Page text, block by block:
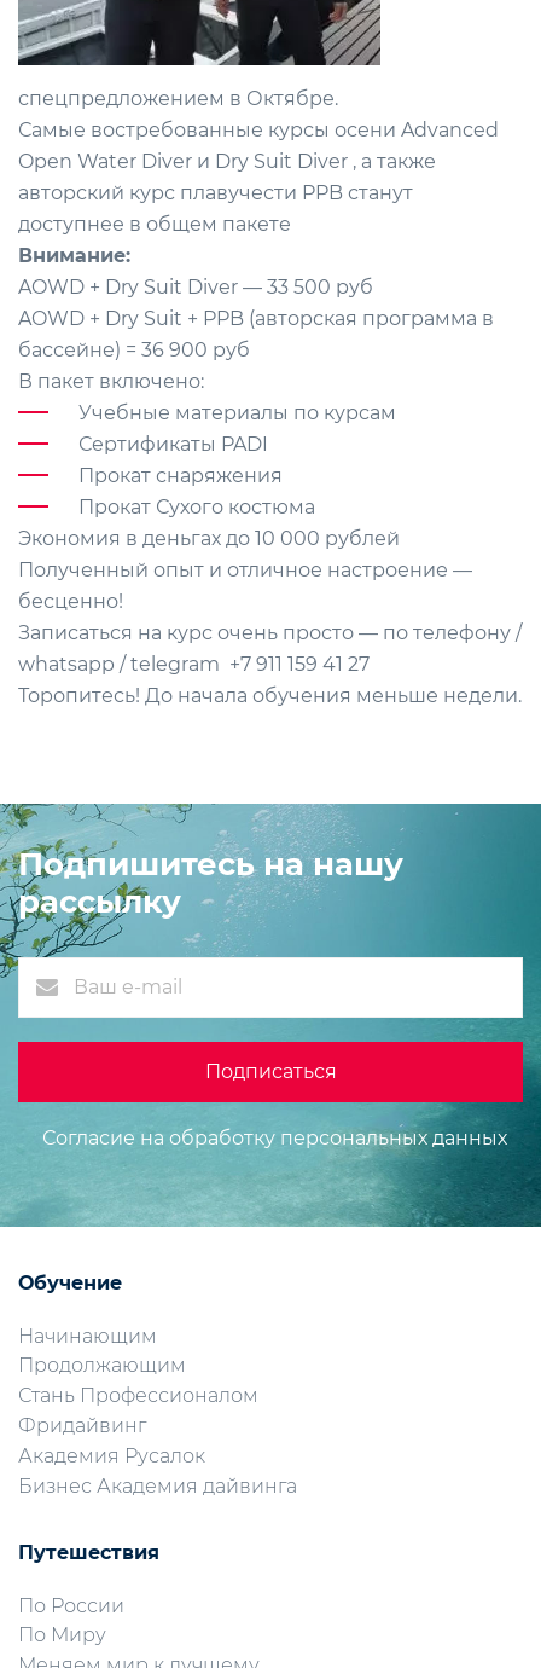
спецпредложением в Октябре.
Самые востребованные курсы осени Advanced
Open Water Diver и Dry Suit Diver , а также
авторский курс плавучести PPB станут
доступнее в общем пакете
Внимание:
AOWD + Dry Suit Diver — 33 500 руб
AOWD + Dry Suit + PPB (авторская программа в
бассейне) = 36 900 руб
В пакет включено:
Учебные материалы по курсам
Сертификаты PADI
Прокат снаряжения
Прокат Сухого костюма
Экономия в деньгах до 10 000 рублей
Полученный опыт и отличное настроение —
бесценно!
Записаться на курс очень просто — по телефону /
whatsapp / telegram +7 911 159 41 27
Торопитесь! До начала обучения меньше недели.
Подпишитесь на нашу
рассылку
Согласие на обработку персональных данных
Обучение
Начинающим
Продолжающим
Стань Профессионалом
Фридайвинг
Академия Русалок
Бизнес Академия дайвинга
Путешествия
По России
По Миру